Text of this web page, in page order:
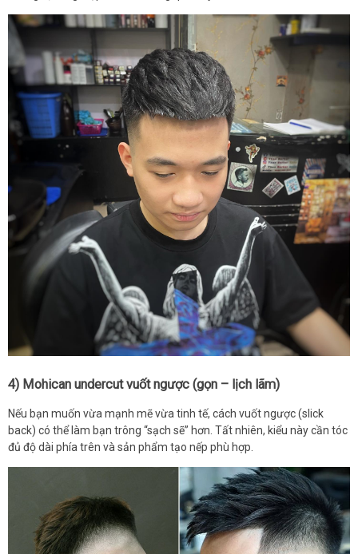
4) Mohican undercut vuốt ngược (gọn – lịch lãm)
Nếu bạn muốn vừa mạnh mẽ vừa tinh tế, cách vuốt ngược (slick
back) có thể làm bạn trông “sạch sẽ” hơn. Tất nhiên, kiểu này cần tóc
đủ độ dài phía trên và sản phẩm tạo nếp phù hợp.